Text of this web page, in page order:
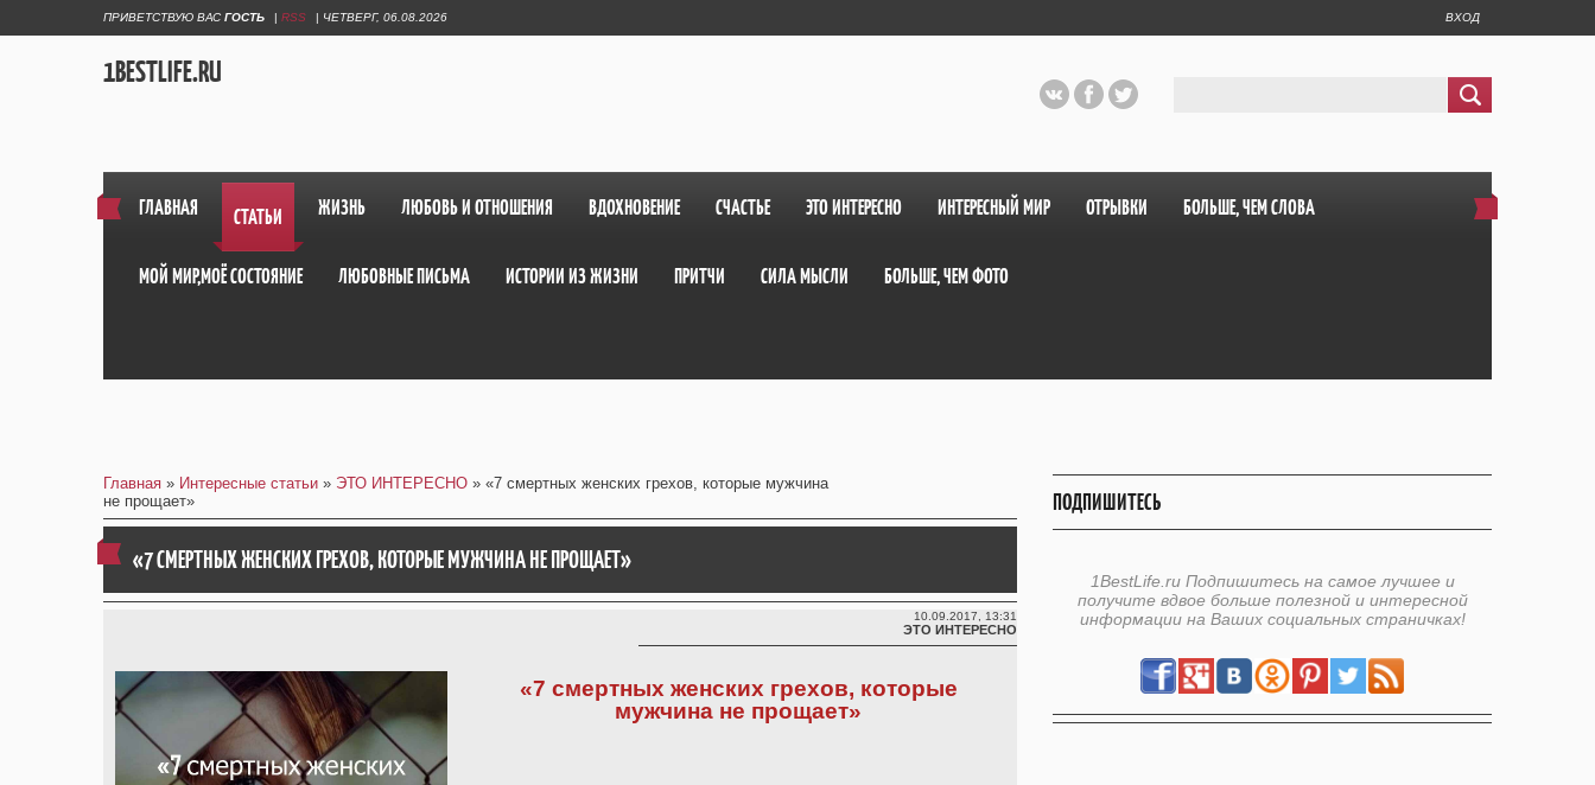
ПРИВЕТСТВУЮ ВАС ГОСТЬ | RSS | ЧЕТВЕРГ, 06.08.2026 ВХОД
1BESTLIFE.RU
ГЛАВНАЯ СТАТЬИ ЖИЗНЬ ЛЮБОВЬ И ОТНОШЕНИЯ ВДОХНОВЕНИЕ СЧАСТЬЕ ЭТО ИНТЕРЕСНО ИНТЕРЕСНЫЙ МИР ОТРЫВКИ БОЛЬШЕ, ЧЕМ СЛОВА
МОЙ МИР,МОЁ СОСТОЯНИЕ ЛЮБОВНЫЕ ПИСЬМА ИСТОРИИ ИЗ ЖИЗНИ ПРИТЧИ СИЛА МЫСЛИ БОЛЬШЕ, ЧЕМ ФОТО
Главная » Интересные статьи » ЭТО ИНТЕРЕСНО » «7 смертных женских грехов, которые мужчина
не прощает»
«7 СМЕРТНЫХ ЖЕНСКИХ ГРЕХОВ, КОТОРЫЕ МУЖЧИНА НЕ ПРОЩАЕТ»
10.09.2017, 13:31
ЭТО ИНТЕРЕСНО
«7 смертных женских грехов, которые
мужчина не прощает»
ПОДПИШИТЕСЬ
1BestLife.ru Подпишитесь на самое лучшее и
получите вдвое больше полезной и интересной
информации на Ваших социальных страничках!